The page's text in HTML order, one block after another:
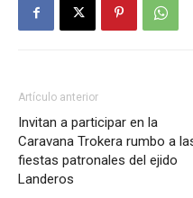
Artículo anterior
Invitan a participar en la
Caravana Trokera rumbo a
fiestas patronales del ejido
Landeros